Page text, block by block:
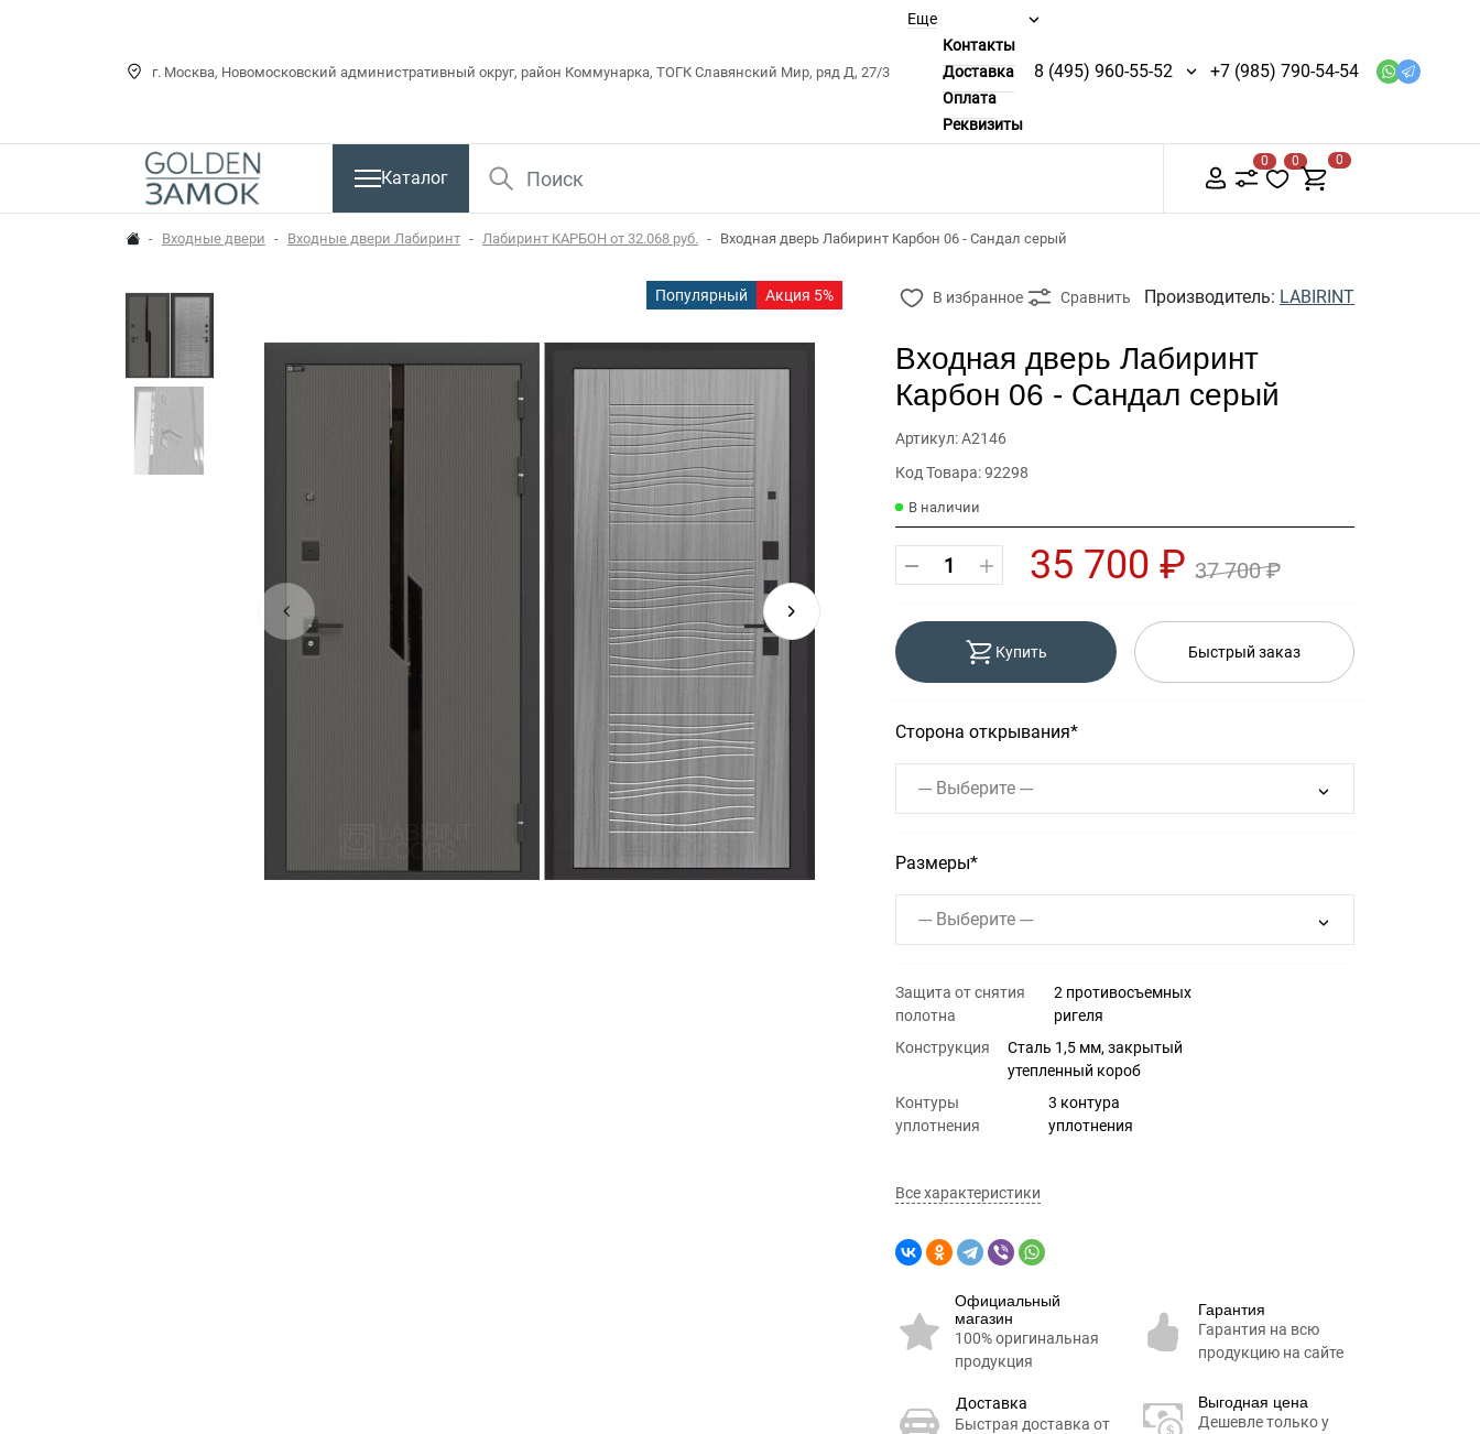
г. Москва, Новомосковский административный округ, район Коммунарка, ТОГК Славянский Мир, ряд Д, 27/3
Еще
Контакты
Доставка
Оплата
Реквизиты
8 (495) 960-55-52 +7 (985) 790-54-54
Каталог
0 0 0
Входные двери Входные двери Лабиринт Лабиринт КАРБОН от 32.068 руб. Входная дверь Лабиринт Карбон 06 - Сандал серый
Популярный Акция 5% В избранное Сравнить Производитель: LABIRINT
Входная дверь Лабиринт
Карбон 06 - Сандал серый
Артикул: А2146
Код Товара: 92298
В наличии
35 700 ₽ 37 700 ₽
Купить Быстрый заказ
Сторона открывания
--- Выберите ---
Размеры
--- Выберите ---
Защита от снятия
полотна
2 противосъемных
ригеля
Конструкция
Сталь 1,5 мм, закрытый
утепленный короб
Контуры
уплотнения
3 контура
уплотнения
Все характеристики
Официальный
магазин
100% оригинальная
продукция
Гарантия
Гарантия на всю
продукцию на сайте
Доставка
Быстрая доставка от
Выгодная цена
Дешевле только у